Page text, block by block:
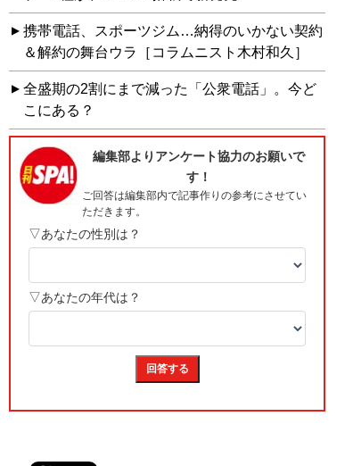
携帯電話、スポーツジム…納得のいかない契約
＆解約の舞台ウラ［コラムニスト木村和久］
全盛期の2割にまで減った「公衆電話」。今ど
こにある？